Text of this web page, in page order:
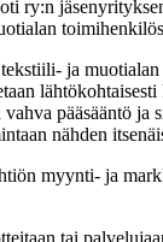
ry:n
ja
pääsääntö ja
nähden
myynti- ja
tai